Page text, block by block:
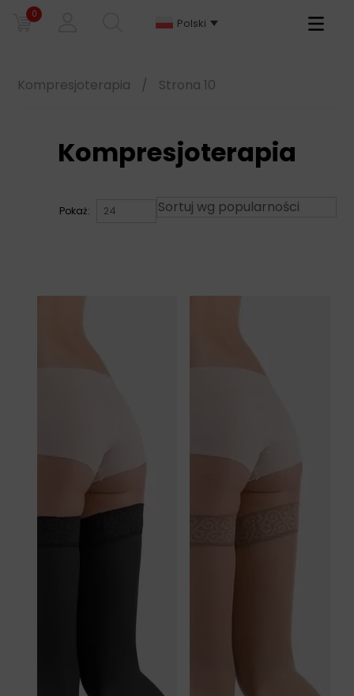
0
Polski
Primary
Kompresjoterapia / Strona 10
Kompresjoterapia
Pokaż: